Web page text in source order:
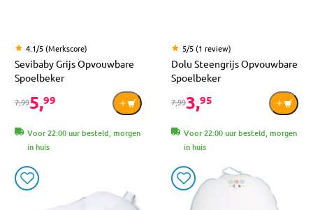
4.1/5 (Merkscore)
Sevibaby Grijs Opvouwbare
Spoelbeker
7,995,99
Voor 22:00 uur besteld, morgen
in huis
5/5 (1 review)
Dolu Steengrijs Opvouwbare
Spoelbeker
7,993,95
Voor 22:00 uur besteld, morgen
in huis